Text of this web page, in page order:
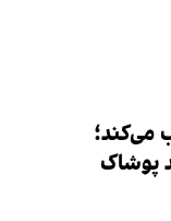
می‌کند؛
پوشاک